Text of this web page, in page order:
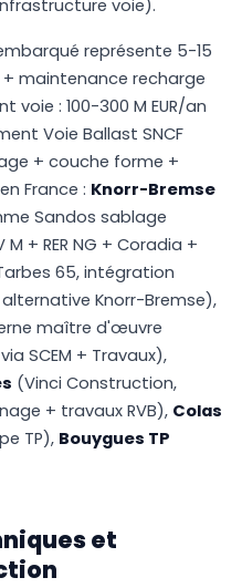
voie).
représente 5-15
+ maintenance recharge
voie : 100-300 M EUR/an
Voie Ballast SNCF
+ couche forme +
France : Knorr-Bremse
Sandos sablage
+ RER NG + Coradia +
65, intégration
Knorr-Bremse),
maître d'œuvre
SCEM + Travaux),
(Vinci Construction,
+ travaux RVB), Colas
TP), Bouygues TP
et